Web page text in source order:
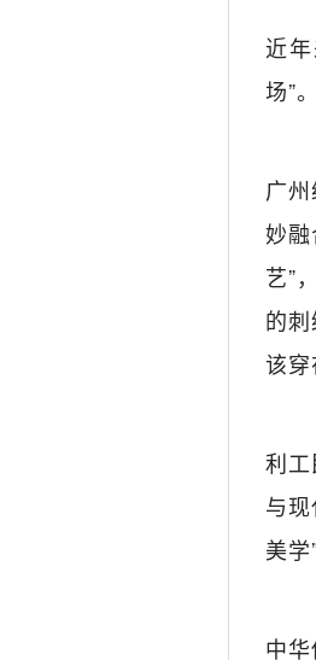
近
场”。
广
妙
艺”
的
该
利
与
美学
中